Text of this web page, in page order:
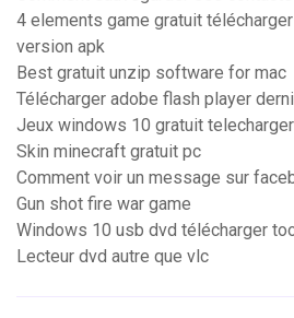
4 elements game gratuit
version apk
Best gratuit unzip software for mac
Télécharger adobe flash player
Jeux windows 10 gratuit telecharger
Skin minecraft gratuit pc
Comment voir un message sur
Gun shot fire war game
Lecteur dvd autre que vlc